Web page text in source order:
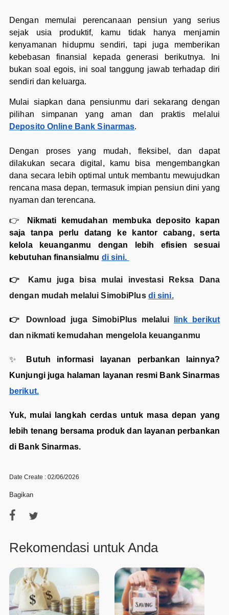
Dengan memulai perencanaan pensiun yang serius
sejak usia produktif, kamu tidak hanya menjamin
kenyamanan hidupmu sendiri, tapi juga memberikan
kebebasan finansial kepada generasi berikutnya. Ini
bukan soal egois, ini soal tanggung jawab terhadap diri
sendiri dan keluarga.
Mulai siapkan dana pensiunmu dari sekarang dengan
pilihan simpanan yang aman dan praktis melalui
Deposito Online Bank Sinarmas.
Dengan proses yang mudah, fleksibel, dan dapat
dilakukan secara digital, kamu bisa mengembangkan
dana secara lebih optimal untuk membantu mewujudkan
rencana masa depan, termasuk impian pensiun dini yang
nyaman dan terencana.
👉
Nikmati kemudahan membuka deposito kapan
saja tanpa perlu datang ke kantor cabang, serta
kelola keuanganmu dengan lebih efisien sesuai
kebutuhan finansialmu di sini.
👉 Kamu juga bisa mulai investasi Reksa Dana
dengan mudah melalui SimobiPlus di sini.
👉 Download juga SimobiPlus melalui
link berikut
dan nikmati kemudahan mengelola keuanganmu
✨
Butuh informasi layanan perbankan lainnya?
Kunjungi juga halaman layanan resmi Bank Sinarmas
berikut.
Yuk, mulai langkah cerdas untuk masa depan yang
lebih tenang bersama produk dan layanan perbankan
di Bank Sinarmas.
Date Create : 02/06/2026
Bagikan
Rekomendasi untuk Anda